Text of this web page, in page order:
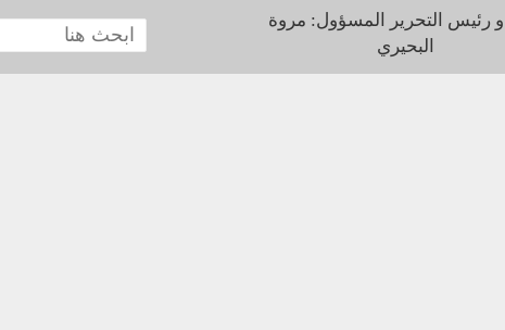
رئيس التحرير المسؤول: مروة
البحيري